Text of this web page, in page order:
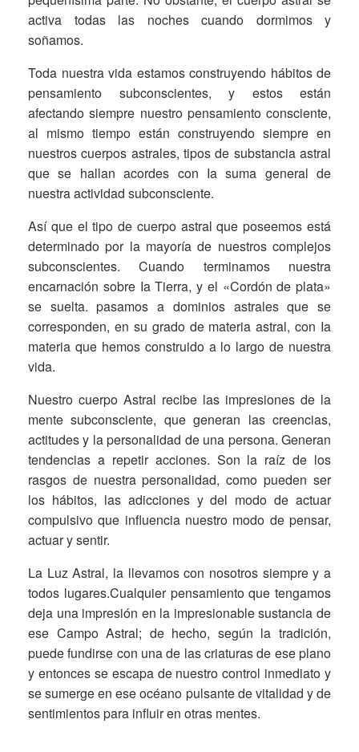
activa todas las noches cuando dormimos y
soñamos.
Toda nuestra vida estamos construyendo hábitos de
pensamiento subconscientes, y estos están
afectando siempre nuestro pensamiento consciente,
al mismo tiempo están construyendo siempre en
nuestros cuerpos astrales, tipos de substancia astral
que se hallan acordes con Ia suma general de
nuestra actividad subconsciente.
Así que el tipo de cuerpo astral que poseemos está
determinado por la mayoría de nuestros complejos
subconscientes. Cuando terminamos nuestra
encarnación sobre Ia Tierra, y el «Cordón de plata»
se suelta. pasamos a dominios astrales que se
corresponden, en su grado de materia astral, con Ia
materia que hemos construido a lo largo de nuestra
vida.
Nuestro cuerpo Astral recibe las impresiones de la
mente subconsciente, que generan las creencias,
actitudes y la personalidad de una persona. Generan
tendencias a repetir acciones. Son la raíz de los
rasgos de nuestra personalidad, como pueden ser
los hábitos, las adicciones y del modo de actuar
compulsivo que influencia nuestro modo de pensar,
actuar y sentir.
La Luz Astral, la llevamos con nosotros siempre y a
todos lugares.Cualquier pensamiento que tengamos
deja una impresión en la impresionable sustancia de
ese Campo Astral; de hecho, según la tradición,
puede fundirse con una de las criaturas de ese plano
y entonces se escapa de nuestro control inmediato y
se sumerge en ese océano pulsante de vitalidad y de
sentimientos para influir en otras mentes.